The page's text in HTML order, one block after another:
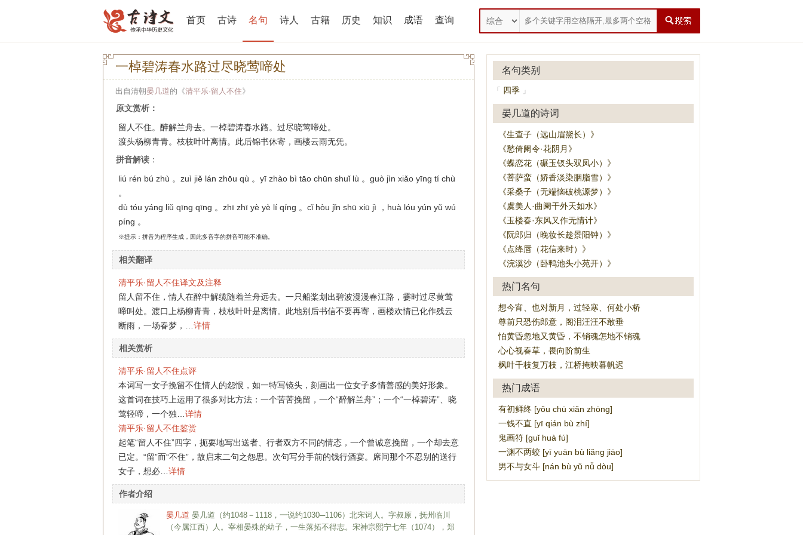
首页 古诗 名句 诗人 古籍 历史 知识 成语 查询
一棹碧涛春水路过尽晓莺啼处
出自清朝晏几道的《清平乐·留人不住》
原文赏析：
留人不住。醉解兰舟去。一棹碧涛春水路。过尽晓莺啼处。
渡头杨柳青青。枝枝叶叶离情。此后锦书休寄，画楼云雨无凭。
拼音解读 ：
liú rén bú zhù 。zuì jiě lán zhōu qù 。yī zhào bì tāo chūn shuǐ lù 。guò jìn xiǎo yīng tí chù
。
dù tóu yáng liǔ qīng qīng 。zhī zhī yè yè lí qíng 。cǐ hòu jǐn shū xiū jì ，huà lóu yún yǔ wú
píng 。
※提示：拼音为程序生成，因此多音字的拼音可能不准确。
相关翻译
清平乐·留人不住译文及注释
留人留不住，情人在醉中解缆随着兰舟远去。一只船桨划出碧波漫漫春江路，霎时过尽黄莺
啼叫处。渡口上杨柳青青，枝枝叶叶是离情。此地别后书信不要再寄，画楼欢情已化作残云
断雨，一场春梦，… 详情
相关赏析
清平乐·留人不住点评
本词写一女子挽留不住情人的怨恨，如一特写镜头，刻画出一位女子多情善感的美好形象。
这首词在技巧上运用了很多对比方法：一个苦苦挽留，一个“醉解兰舟”；一个“一棹碧涛”、晓
莺轻啼，一个独… 详情
清平乐·留人不住鉴赏
起笔“留人不住”四字，扼要地写出送者、行者双方不同的情态，一个曾诚意挽留，一个却去意
已定。“留”而“不住”，故启末二句之怨思。次句写分手前的饯行酒宴。席间那个不忍别的送行
女子，想必… 详情
作者介绍
晏几道 晏几道（约1048－1118，一说约1030─1106）北宋词人。字叔原，抚州临川
（今属江西）人。宰相晏殊的幼子，一生落拓不得志。宋神宗熙宁七年（1074），郑
名句类别
「 四季 」
晏几道的诗词
《生查子（远山眉黛长）》
《愁倚阑令·花阴月》
《蝶恋花（碾玉钗头双凤小）》
《菩萨蛮（娇香淡染胭脂雪）》
《采桑子（无端恼破桃源梦）》
《虞美人·曲阑干外天如水》
《玉楼春·东风又作无情计》
《阮郎归（晚妆长趁景阳钟）》
《点绛唇（花信来时）》
《浣溪沙（卧鸭池头小苑开）》
热门名句
想今宵、也对新月，过轻寒、何处小桥
尊前只恐伤郎意，阁泪汪汪不敢垂
怕黄昏忽地又黄昏，不销魂怎地不销魂
心心视春草，畏向阶前生
枫叶千枝复万枝，江桥掩映暮帆迟
热门成语
有初鲜终 [yǒu chū xiǎn zhōng]
一钱不直 [yī qián bù zhí]
鬼画符 [guǐ huà fú]
一渊不两蛟 [yī yuān bù liǎng jiāo]
男不与女斗 [nán bù yǔ nǚ dòu]